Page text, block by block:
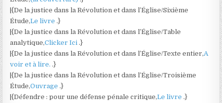
|{De la justice dans la Révolution et dans l’Église/Sixième
Étude,Le livre .}
|{De la justice dans la Révolution et dans l’Église/Table
analytique,Clicker Ici .}
|{De la justice dans la Révolution et dans l’Église/Texte entier,A
voir et à lire. .}
|{De la justice dans la Révolution et dans l’Église/Troisième
Étude,Ouvrage .}
|{Défendre : pour une défense pénale critique,Le livre .}